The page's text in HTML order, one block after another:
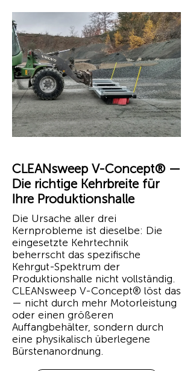
CLEANsweep V-Concept® —
Die richtige Kehrbreite für
Ihre Produktionshalle
Die Ursache aller drei
Kernprobleme ist dieselbe: Die
eingesetzte Kehrtechnik
beherrscht das spezifische
Kehrgut-Spektrum der
Produktionshalle nicht vollständig.
CLEANsweep V-Concept® löst das
— nicht durch mehr Motorleistung
oder einen größeren
Auffangbehälter, sondern durch
eine physikalisch überlegene
Bürstenanordnung.